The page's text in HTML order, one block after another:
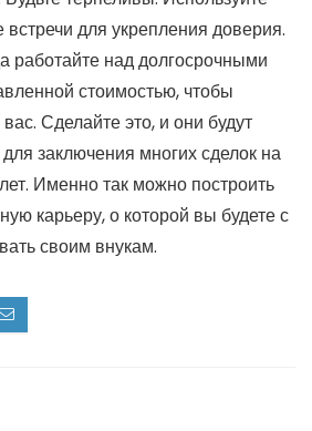
для укрепления доверия.
работайте над долгосрочными
стоимостью, чтобы
Сделайте это, и они будут
заключения многих сделок на
Именно так можно построить
карьеру, о которой вы будете с
своим внукам.